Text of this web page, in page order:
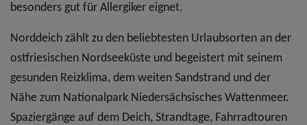
besonders gut für Allergiker eignet.
Norddeich zählt zu den beliebtesten Urlaubsorten an der
ostfriesischen Nordseeküste und begeistert mit seinem
gesunden Reizklima, dem weiten Sandstrand und der
Nähe zum Nationalpark Niedersächsisches Wattenmeer.
Spaziergänge auf dem Deich, Strandtage, Fahrradtouren